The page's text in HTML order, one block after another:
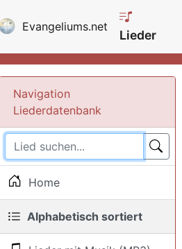
Evangeliums.net
Lieder
Navigation
Liederdatenbank
Home
Alphabetisch sortiert